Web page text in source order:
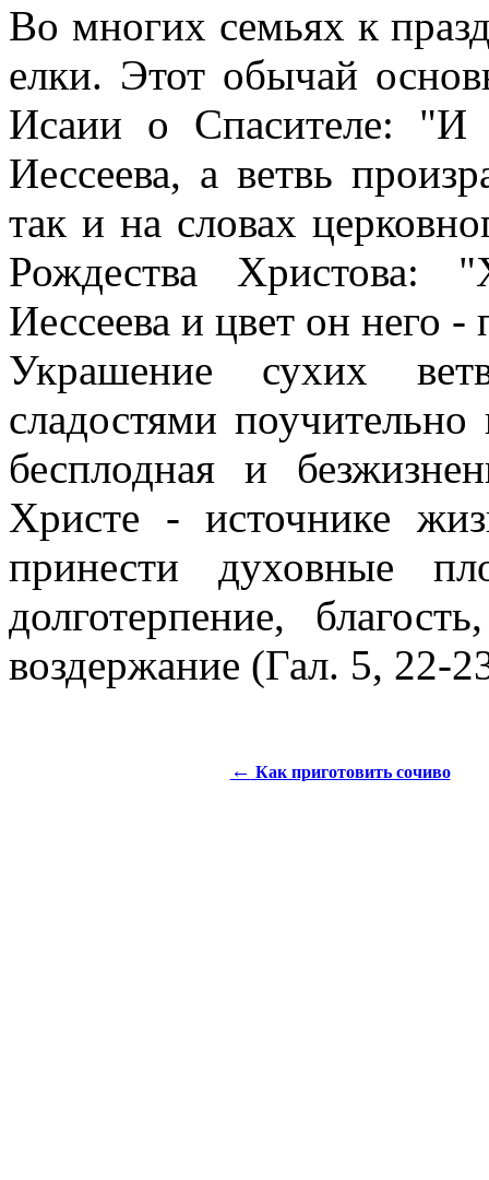
Во многих семьях к
елки. Этот обычай
Исаии о Спасителе: "И
Иессеева, а ветвь
так и на словах
Рождества Христова:
Иессеева и цвет он него
Украшение сухих
сладостями
бесплодная и
Христе - источнике
принести духовные
долготерпение,
воздержание (Гал. 5, 22-
← Как приготовить сочиво